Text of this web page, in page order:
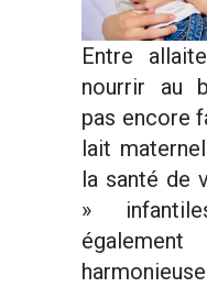
Entre
nourrir au
pas encore
lait
la santé de
»